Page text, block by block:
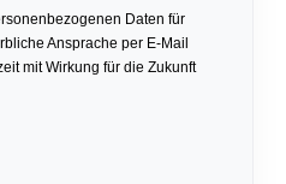
Daten für
Ansprache per E-Mail
mit Wirkung für die Zukunft